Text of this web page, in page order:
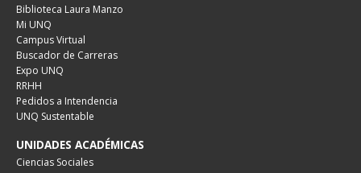
Biblioteca Laura Manzo
Mi UNQ
Campus Virtual
Buscador de Carreras
Expo UNQ
RRHH
Pedidos a Intendencia
UNQ Sustentable
UNIDADES ACADÉMICAS
Ciencias Sociales